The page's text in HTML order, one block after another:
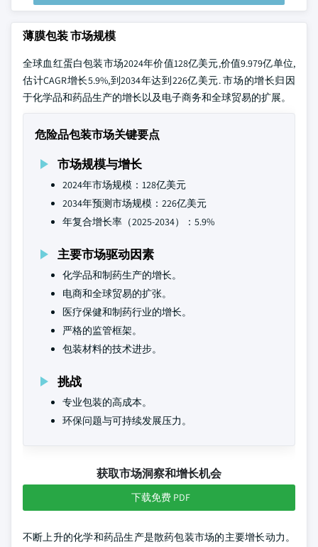
薄膜包装 市场规模
全球血红蛋白包装市场2024年价值128亿美元,价值9.979亿单位,
估计CAGR增长5.9%,到2034年达到226亿美元. 市场的增长归因
于化学品和药品生产的增长以及电子商务和全球贸易的扩展。
危险品包装市场关键要点
市场规模与增长
2024年市场规模：128亿美元
2034年预测市场规模：226亿美元
年复合增长率（2025-2034）：5.9%
主要市场驱动因素
化学品和制药生产的增长。
电商和全球贸易的扩张。
医疗保健和制药行业的增长。
严格的监管框架。
包装材料的技术进步。
挑战
专业包装的高成本。
环保问题与可持续发展压力。
获取市场洞察和增长机会
下载免费 PDF
不断上升的化学和药品生产是散药包装市场的主要增长动力。